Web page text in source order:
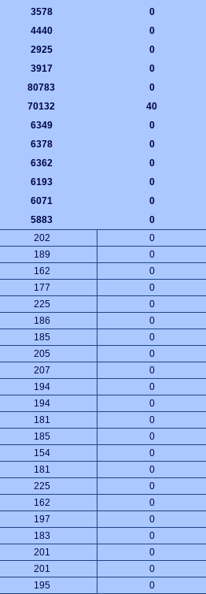
3578 0
4440 0
2925 0
3917 0
80783 0
70132 40
6349 0
6378 0
6362 0
6193 0
6071 0
5883 0
202 0
189 0
162 0
177 0
225 0
186 0
185 0
205 0
207 0
194 0
194 0
181 0
185 0
154 0
181 0
225 0
162 0
197 0
183 0
201 0
201 0
195 0